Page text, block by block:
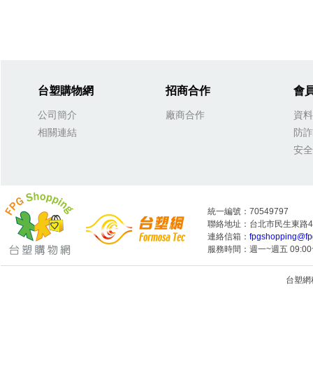
台塑購物網
公司簡介
相關連結
招商合作
廠商合作
會
資
防
安
統一編號：70549797
聯絡地址：台北市民生東路
連絡信箱：
服務時間：週一~週五
台塑